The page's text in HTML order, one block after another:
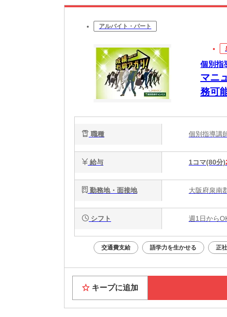
アルバイト・パート
個別指
マニ
務可
職種 個別指導講
給与 1コマ(80分)
勤務地・面接地 大阪府泉南
シフト 週1日から
交通費支給 語学力を生かせる 正
キープに追加